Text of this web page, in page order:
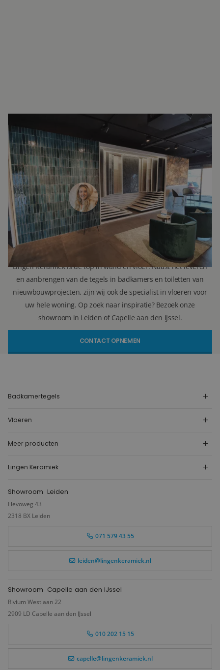
INTERESSE? LAAT UW GEGEVENS ACHTER EN
WE ZIEN U SNEL IN DE SHOWROOM!
Janine Vermaas
Verkoopadviseur
071 579 43 55
(Leiden)
010 202 15 15
(Capelle aan den IJssel)
info@lingenkeramiek.nl
Lingen Keramiek is de top in wand en vloer. Naast het leveren
en aanbrengen van de tegels in badkamers en toiletten van
nieuwbouwprojecten, zijn wij ook de specialist in vloeren voor
uw hele woning. Op zoek naar inspiratie? Bezoek onze
showroom in Leiden of Capelle aan den IJssel.
CONTACT OPNEMEN
Badkamertegels
Vloeren
Meer producten
Lingen Keramiek
Showroom Leiden
Flevoweg 43
2318 BX Leiden
071 579 43 55
leiden@lingenkeramiek.nl
Showroom Capelle aan den IJssel
Rivium Westlaan 22
2909 LD Capelle aan den IJssel
010 202 15 15
capelle@lingenkeramiek.nl